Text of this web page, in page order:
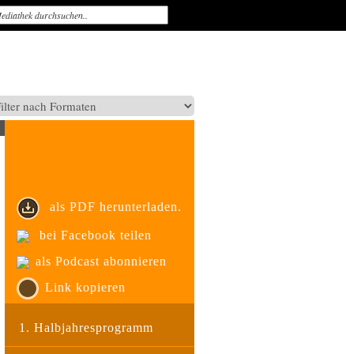
als PDF herunterladen.
bei Facebook teilen
als Podcast abonnieren
Link kopieren
1. Halbjahresprogramm